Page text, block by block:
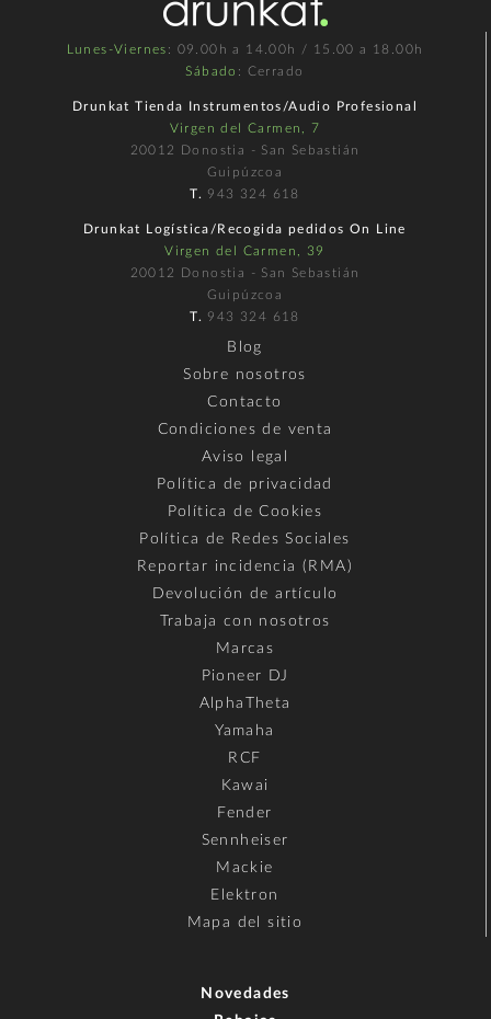
Lunes-Viernes : 09.00h a 14.00h / 15.00 a 18.00h
Sábado : Cerrado
Drunkat Tienda Instrumentos/Audio Profesional
Virgen del Carmen, 7
20012 Donostia - San Sebastián
Guipúzcoa
T. 943 324 618
Drunkat Logística/Recogida pedidos On Line
Virgen del Carmen, 39
20012 Donostia - San Sebastián
Guipúzcoa
T. 943 324 618
Blog
Sobre nosotros
Contacto
Condiciones de venta
Aviso legal
Política de privacidad
Política de Cookies
Política de Redes Sociales
Reportar incidencia (RMA)
Devolución de artículo
Trabaja con nosotros
Marcas
Pioneer DJ
AlphaTheta
Yamaha
RCF
Kawai
Fender
Sennheiser
Mackie
Elektron
Mapa del sitio
Novedades